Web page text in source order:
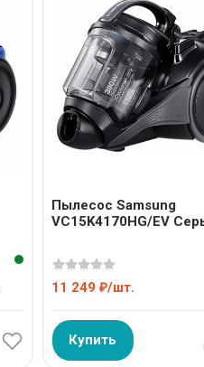
Пылесос Samsung
VC15K4170HG/EV
11 249 ₽/шт.
Купить